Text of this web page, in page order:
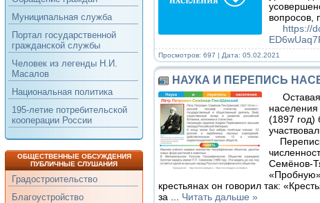
Муниципальная служба
Портал государственной
гражданской службы
Человек из легенды Н.И.
Масалов
Национальная политика
195-летие потребительской
кооперации России
ОБЩЕСТВЕННЫЕ ОБСУЖДЕНИЯ
ПУБЛИЧНЫЕ СЛУШАНИЯ
Градостроительство
Благоустройство
вопросов,
https://
Просмотров: 697 | Дата: 05.02.2021
НАУКА И ПЕРЕПИСЬ
(1897 год)
Семёнов-
крестьянах он говорил так:
за
Читать дальше »